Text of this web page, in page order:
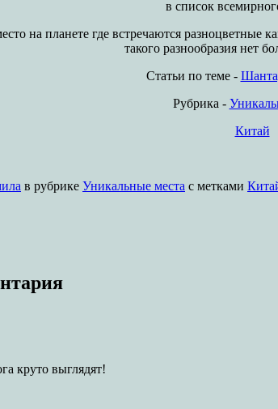
в список
на планете где встречаются
такого разнообразия нет
Статьи по теме -
Рубрика -
Китай
в рубрике Уникальные места с метками
круто выглядят!